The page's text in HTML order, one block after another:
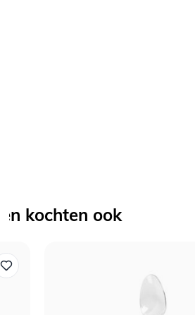
kochten ook